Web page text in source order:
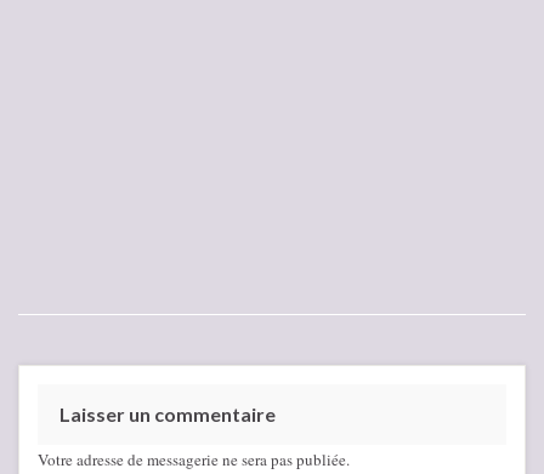
Laisser un commentaire
Votre adresse de messagerie ne sera pas publiée.